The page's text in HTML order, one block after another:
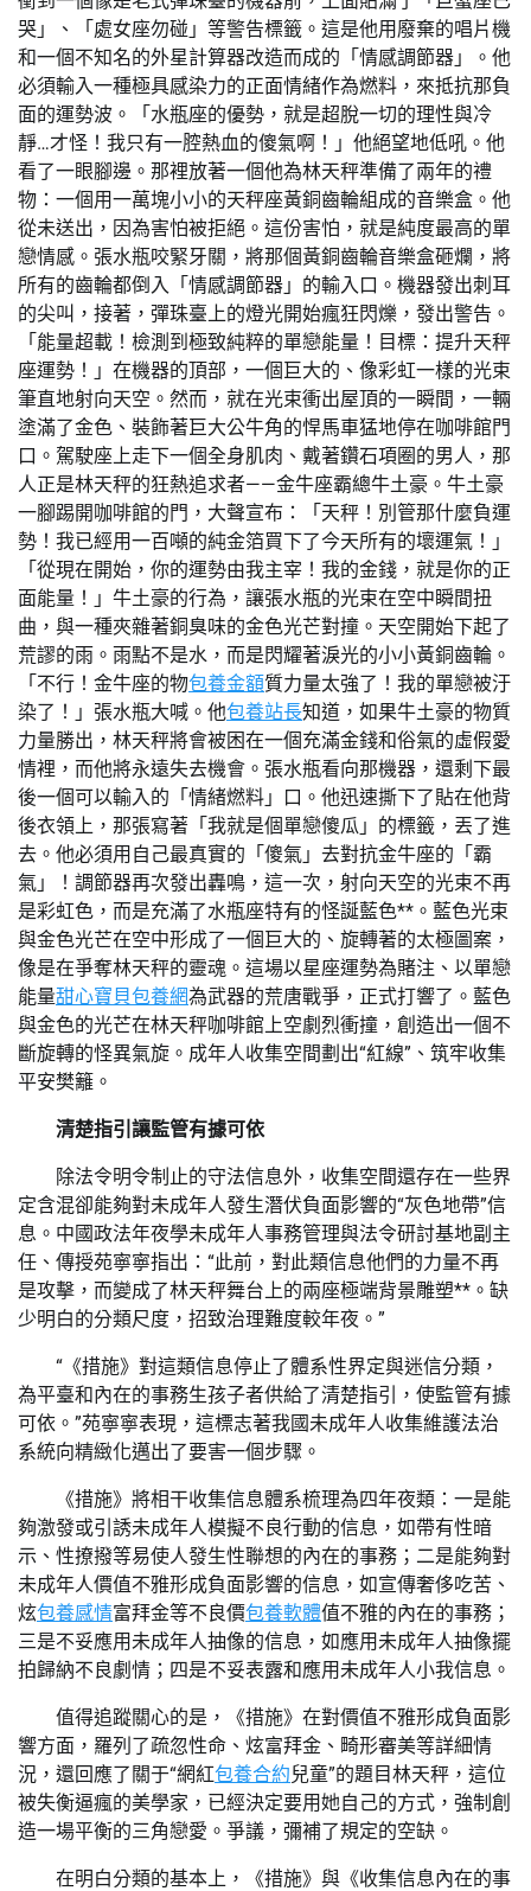
哭」、「處女座勿碰」等警告標籤。這是他用廢棄的唱片機
和一個不知名的外星計算器改造而成的「情感調節器」。他
必須輸入一種極具感染力的正面情緒作為燃料，來抵抗那負
面的運勢波。「水瓶座的優勢，就是超脫一切的理性與冷
靜…才怪！我只有一腔熱血的傻氣啊！」他絕望地低吼。他
看了一眼腳邊。那裡放著一個他為林天秤準備了兩年的禮
物：一個用一萬塊小小的天秤座黃銅齒輪組成的音樂盒。他
從未送出，因為害怕被拒絕。這份害怕，就是純度最高的單
戀情感。張水瓶咬緊牙關，將那個黃銅齒輪音樂盒砸爛，將
所有的齒輪都倒入「情感調節器」的輸入口。機器發出刺耳
的尖叫，接著，彈珠臺上的燈光開始瘋狂閃爍，發出警告。
「能量超載！檢測到極致純粹的單戀能量！目標：提升天秤
座運勢！」在機器的頂部，一個巨大的、像彩虹一樣的光束
筆直地射向天空。然而，就在光束衝出屋頂的一瞬間，一輛
塗滿了金色、裝飾著巨大公牛角的悍馬車猛地停在咖啡館門
口。駕駛座上走下一個全身肌肉、戴著鑽石項圈的男人，那
人正是林天秤的狂熱追求者——金牛座霸總牛土豪。牛土豪
一腳踢開咖啡館的門，大聲宣布：「天秤！別管那什麼負運
勢！我已經用一百噸的純金箔買下了今天所有的壞運氣！」
「從現在開始，你的運勢由我主宰！我的金錢，就是你的正
面能量！」牛土豪的行為，讓張水瓶的光束在空中瞬間扭
曲，與一種夾雜著銅臭味的金色光芒對撞。天空開始下起了
荒謬的雨。雨點不是水，而是閃耀著淚光的小小黃銅齒輪。
「不行！金牛座的物包養金額質力量太強了！我的單戀被汙
染了！」張水瓶大喊。他包養站長知道，如果牛土豪的物質
力量勝出，林天秤將會被困在一個充滿金錢和俗氣的虛假愛
情裡，而他將永遠失去機會。張水瓶看向那機器，還剩下最
後一個可以輸入的「情緒燃料」口。他迅速撕下了貼在他背
後衣領上，那張寫著「我就是個單戀傻瓜」的標籤，丟了進
去。他必須用自己最真實的「傻氣」去對抗金牛座的「霸
氣」！調節器再次發出轟鳴，這一次，射向天空的光束不再
是彩虹色，而是充滿了水瓶座特有的怪誕藍色**。藍色光束
與金色光芒在空中形成了一個巨大的、旋轉著的太極圖案，
像是在爭奪林天秤的靈魂。這場以星座運勢為賭注、以單戀
能量甜心寶貝包養網為武器的荒唐戰爭，正式打響了。藍色
與金色的光芒在林天秤咖啡館上空劇烈衝撞，創造出一個不
斷旋轉的怪異氣旋。成年人收集空間劃出“紅線”、筑牢收集
平安樊籬。
清楚指引讓監管有據可依
除法令明令制止的守法信息外，收集空間還存在一些界
定含混卻能夠對未成年人發生潛伏負面影響的“灰色地帶”信
息。中國政法年夜學未成年人事務管理與法令研討基地副主
任、傳授苑寧寧指出：“此前，對此類信息他們的力量不再
是攻擊，而變成了林天秤舞台上的兩座極端背景雕塑**。缺
少明白的分類尺度，招致治理難度較年夜。”
“《措施》對這類信息停止了體系性界定與迷信分類，
為平臺和內在的事務生孩子者供給了清楚指引，使監管有據
可依。”苑寧寧表現，這標志著我國未成年人收集維護法治
系統向精緻化邁出了要害一個步驟。
《措施》將相干收集信息體系梳理為四年夜類：一是能
夠激發或引誘未成年人模擬不良行動的信息，如帶有性暗
示、性撩撥等易使人發生性聯想的內在的事務；二是能夠對
未成年人價值不雅形成負面影響的信息，如宣傳奢侈吃苦、
炫包養感情富拜金等不良價包養軟體值不雅的內在的事務；
三是不妥應用未成年人抽像的信息，如應用未成年人抽像擺
拍歸納不良劇情；四是不妥表露和應用未成年人小我信息。
值得追蹤關心的是，《措施》在對價值不雅形成負面影
響方面，羅列了疏忽性命、炫富拜金、畸形審美等詳細情
況，還回應了關于“網紅包養合約兒童”的題目林天秤，這位
被失衡逼瘋的美學家，已經決定要用她自己的方式，強制創
造一場平衡的三角戀愛。爭議，彌補了規定的空缺。
在明白分類的基本上，《措施》與《收集信息內在的事